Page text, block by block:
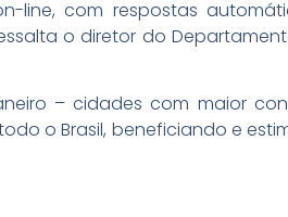
line, com respostas
o diretor do
– cidades com maior
o Brasil, beneficiando e